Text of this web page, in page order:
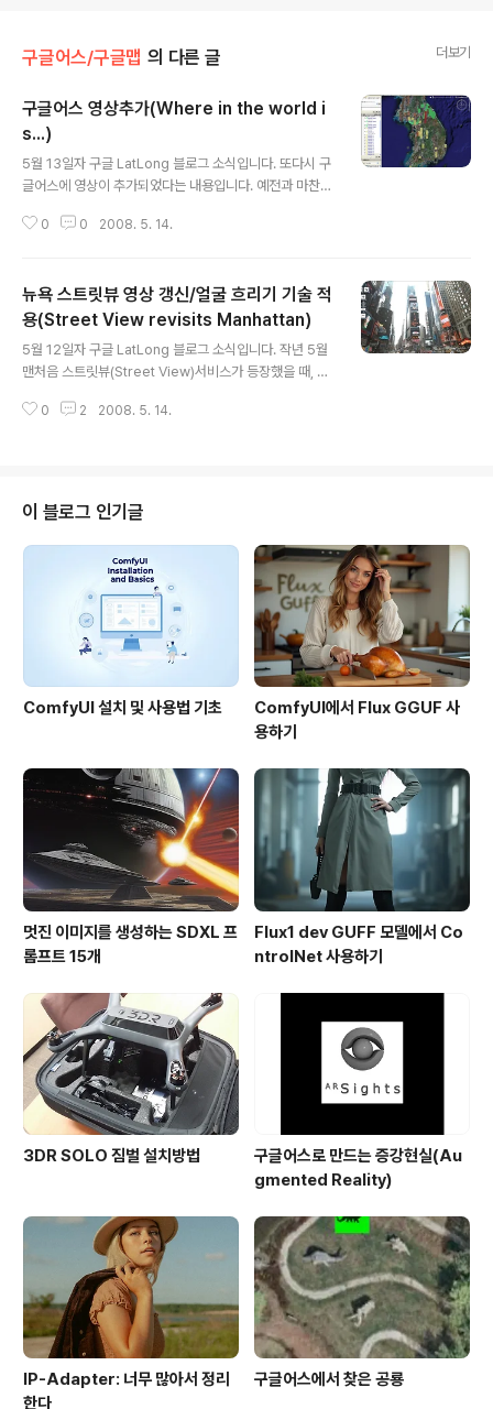
구글어스/구글맵 의 다른 글 더보기
구글어스 영상추가(Where in the world i
s...)
5월 13일자 구글 LatLong 블로그 소식입니다. 또다시 구
글어스에 영상이 추가되었다는 내용입니다. 예전과 마찬가
않았습니다. DIgital Earth Blog 및 Google Earth Blo
우리나라 지역엔 영상 업데이트가 없는 것 같습니다. 하지
만, 혹시 확인하고 싶으시다면, 제가 예전에 올린 "구글어
스 영상추가지역 확인방법"이라는 글을 읽어보시기 바랍니
다. 참고로 아래는 올해 4월 1일날 우리나라 지역에 추가된
지역을 보인 그림입니다.노란색은 고해상도 영상이 추가된
곳이고, 초록색은 2.5미터 영상이 추가된 곳입니다. 민..
0 0 2008. 5. 14.
뉴욕 스트릿뷰 영상 갱신/얼굴 흐리기 기술 적
용(Street View revisits Manhattan)
5월 12일자 구글 LatLong 블로그 소식입니다. 작년 5월
맨처음 스트릿뷰(Street View)서비스가 등장했을 때, 샌
도시를 대상으로 하였는데, 이중 뉴욕 지역의 스트릿뷰 영
상으로 대체 하였습니다. 참고로 상공을 볼 수 있는 영상은
작년 10월 9일 최초로 등장한 바 있습니다. 또... Google
Earth Blog에 따르면, 타임즈 스퀘어(Times Square)
의 일부 지역은 야간에 촬영된 영상이 있다고 합니다. 아래
가 그 지역입니다. 잘 모르긴 하지만.....
0 2 2008. 5. 14.
이 블로그 인기글
ComfyUI 설치 및 사용법 기초
ComfyUI에서 Flux GGUF 사
용하기
멋진 이미지를 생성하는 SDXL 프
롬프트 15개
Flux1 dev GUFF 모델에서 Co
ntrolNet 사용하기
3DR SOLO 짐벌 설치방법
구글어스로 만드는 증강현실(Au
gmented Reality)
IP-Adapter: 너무 많아서 정리
한다
구글어스에서 찾은 공룡